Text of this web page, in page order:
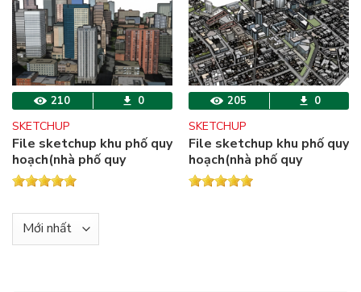
210 0
SKETCHUP
File sketchup khu phố quy
hoạch(nhà phố quy
hoạch+ khu đất quy
hoạch).
205 0
SKETCHUP
File sketchup khu phố quy
hoạch(nhà phố quy
hoạch+ khu đất quy
hoạch)